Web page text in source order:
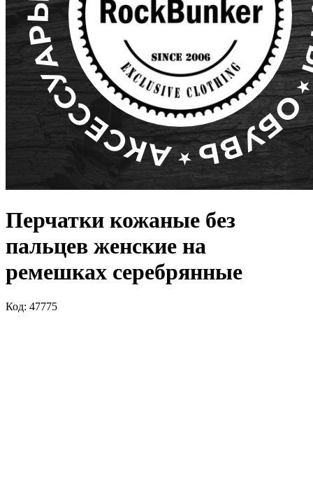
Перчатки кожаные без
пальцев женские на
ремешках серебрянные
Код: 47775